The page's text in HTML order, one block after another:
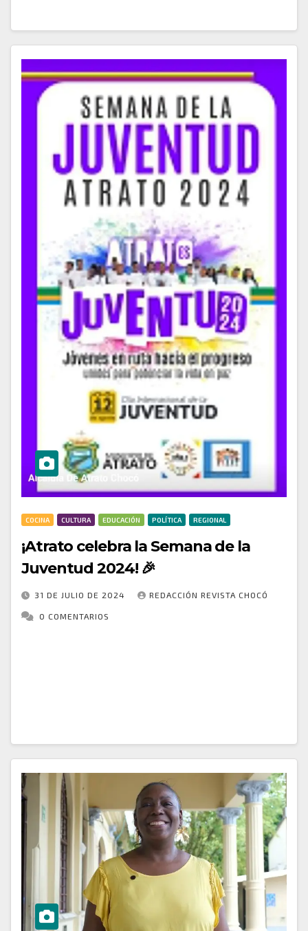
COCINA CULTURA EDUCACIÓN POLÍTICA REGIONAL
¡Atrato celebra la Semana de la
Juventud 2024! 🎉
31 DE JULIO DE 2024 REDACCIÓN REVISTA CHOCÓ
0 COMENTARIOS